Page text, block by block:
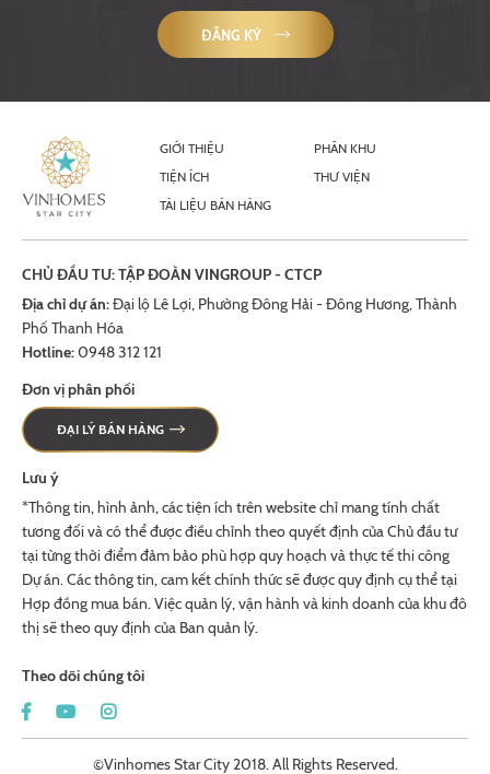
ĐĂNG KÝ
GIỚI THIỆU
PHÂN KHU
TIỆN ÍCH
THƯ VIỆN
TÀI LIỆU BÁN HÀNG
CHỦ ĐẦU TƯ: TẬP ĐOÀN VINGROUP - CTCP
Địa chỉ dự án:Đại lộ Lê Lợi, Phường Đông Hải - Đông Hương, Thành
Phố Thanh Hóa
Hotline:0948 312 121
Đơn vị phân phối
ĐẠI LÝ BÁN HÀNG
Lưu ý
*Thông tin, hình ảnh, các tiện ích trên website chỉ mang tính chất
tương đối và có thể được điều chỉnh theo quyết định của Chủ đầu tư
tại từng thời điểm đảm bảo phù hợp quy hoạch và thực tế thi công
Dự án. Các thông tin, cam kết chính thức sẽ được quy định cụ thể tại
Hợp đồng mua bán. Việc quản lý, vận hành và kinh doanh của khu đô
thị sẽ theo quy định của Ban quản lý.
Theo dõi chúng tôi
©Vinhomes Star City 2018. All Rights Reserved.